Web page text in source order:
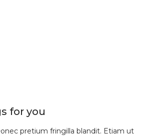
for you
pretium fringilla blandit. Etiam ut